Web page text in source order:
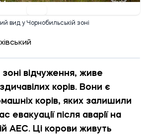
вид у Чорнобильській зоні
відчуження, живе
корів. Вони є
корів, яких залишили
евакуації після аварії на
АЕС. Ці корови живуть